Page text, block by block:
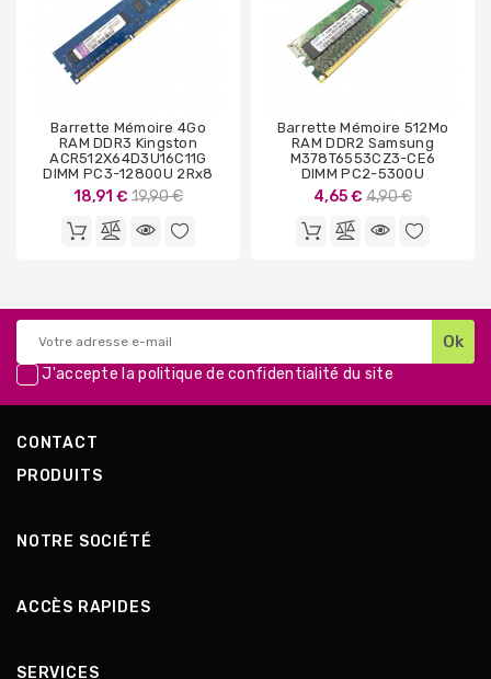
Barrette Mémoire 4Go
RAM DDR3 Kingston
ACR512X64D3U16C11G
DIMM PC3-12800U 2Rx8
18,91 € Prix
base
19,90 €
Barrette Mémoire 512Mo
RAM DDR2 Samsung
M378T6553CZ3-CE6
DIMM PC2-5300U
4,65 € Prix
base
4,90 €
J'accepte lapolitique de confidentialité du site
CONTACT
PRODUITS
NOTRE SOCIÉTÉ
ACCÈS RAPIDES
SERVICES